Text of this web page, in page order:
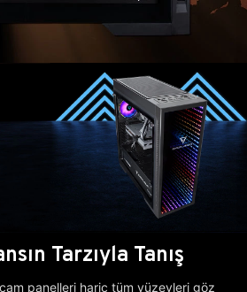
Tarzıyla Tanış
panelleri hariç tüm yüzeyleri göz